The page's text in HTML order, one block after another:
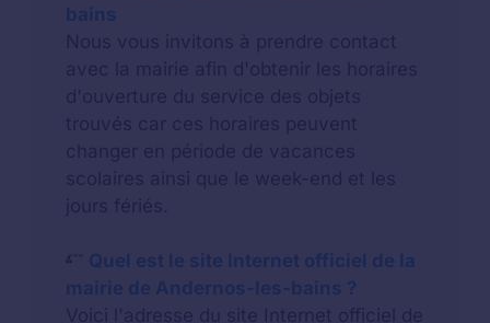
bains
Nous vous invitons à prendre contact
avec la mairie afin d'obtenir les horaires
d'ouverture du service des objets
trouvés car ces horaires peuvent
changer en période de vacances
scolaires ainsi que le week-end et les
jours fériés.
Quel est le site Internet officiel de la
mairie de Andernos-les-bains ?
Voici l'adresse du site Internet officiel de